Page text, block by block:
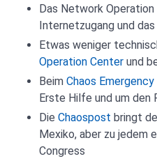
Das Network
Internetzugang und
Etwas weniger
Operation Center und
Beim Chaos
Erste Hilfe und um den
Die Chaospost bringt
Mexiko, aber zu jedem
Congress